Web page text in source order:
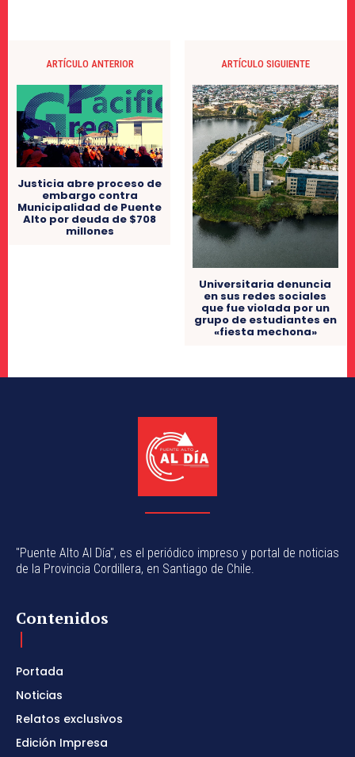
ARTÍCULO ANTERIOR
Justicia abre proceso de
embargo contra
Municipalidad de Puente
Alto por deuda de $708
millones
ARTÍCULO SIGUIENTE
Universitaria denuncia
en sus redes sociales
que fue violada por un
grupo de estudiantes en
«fiesta mechona»
"Puente Alto Al Día", es el periódico impreso y portal de noticias
de la Provincia Cordillera, en Santiago de Chile.
Contenidos
Portada
Noticias
Relatos exclusivos
Edición Impresa